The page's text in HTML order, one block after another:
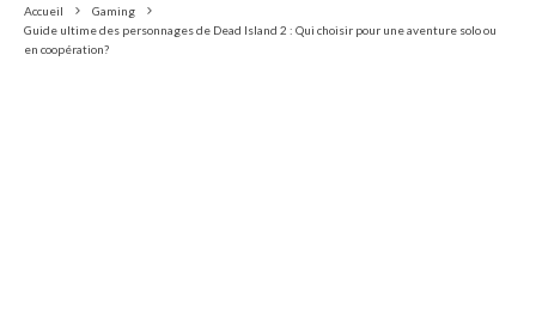
Accueil
Gaming
Guide ultime des personnages de Dead Island 2 : Qui choisir pour une aventure solo ou
en coopération?